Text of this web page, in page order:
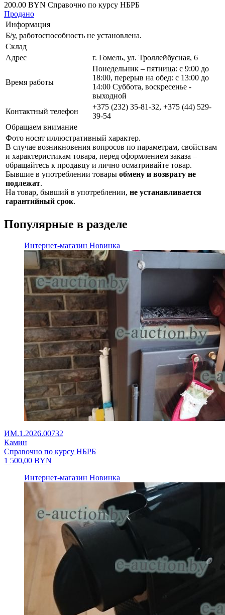
200.00 BYN Справочно по курсу НБРБ
Продано
Информация
Б/у, работоспособность не установлена.
Склад
Адрес
г. Гомель, ул. Троллейбусная, 6
Время работы
Понедельник – пятница: с 9:00 до
18:00, перерыв на обед: с 13:00 до
14:00 Суббота, воскресенье -
выходной
Контактный телефон
+375 (232) 35-81-32, +375 (44) 529-
39-54
Обращаем внимание
Фото носят иллюстративный характер.
В случае возникновения вопросов по параметрам, свойствам
и характеристикам товара, перед оформлением заказа –
обращайтесь к продавцу и лично осматривайте товар.
Бывшие в употреблении товары обмену и возврату не
подлежат.
На товар, бывший в употреблении, не устанавливается
гарантийный срок.
Популярные в разделе
Интернет-магазин Новинка
ИМ.1.2026.00732
Камин
Справочно по курсу НБРБ
1 500,00 BYN
Интернет-магазин Новинка